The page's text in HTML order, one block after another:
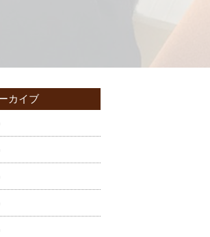
カイブ